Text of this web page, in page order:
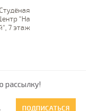
"На
7 этаж
рассылку!
ПОДПИСАТЬСЯ